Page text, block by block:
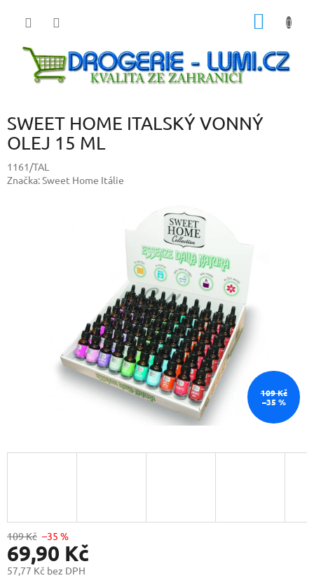
SWEET HOME ITALSKÝ VONNÝ
OLEJ 15 ML
1161/TAL
Značka:Sweet Home Itálie
109 Kč
–35 %
109 Kč –35 %
69,90 Kč
57,77 Kč bez DPH